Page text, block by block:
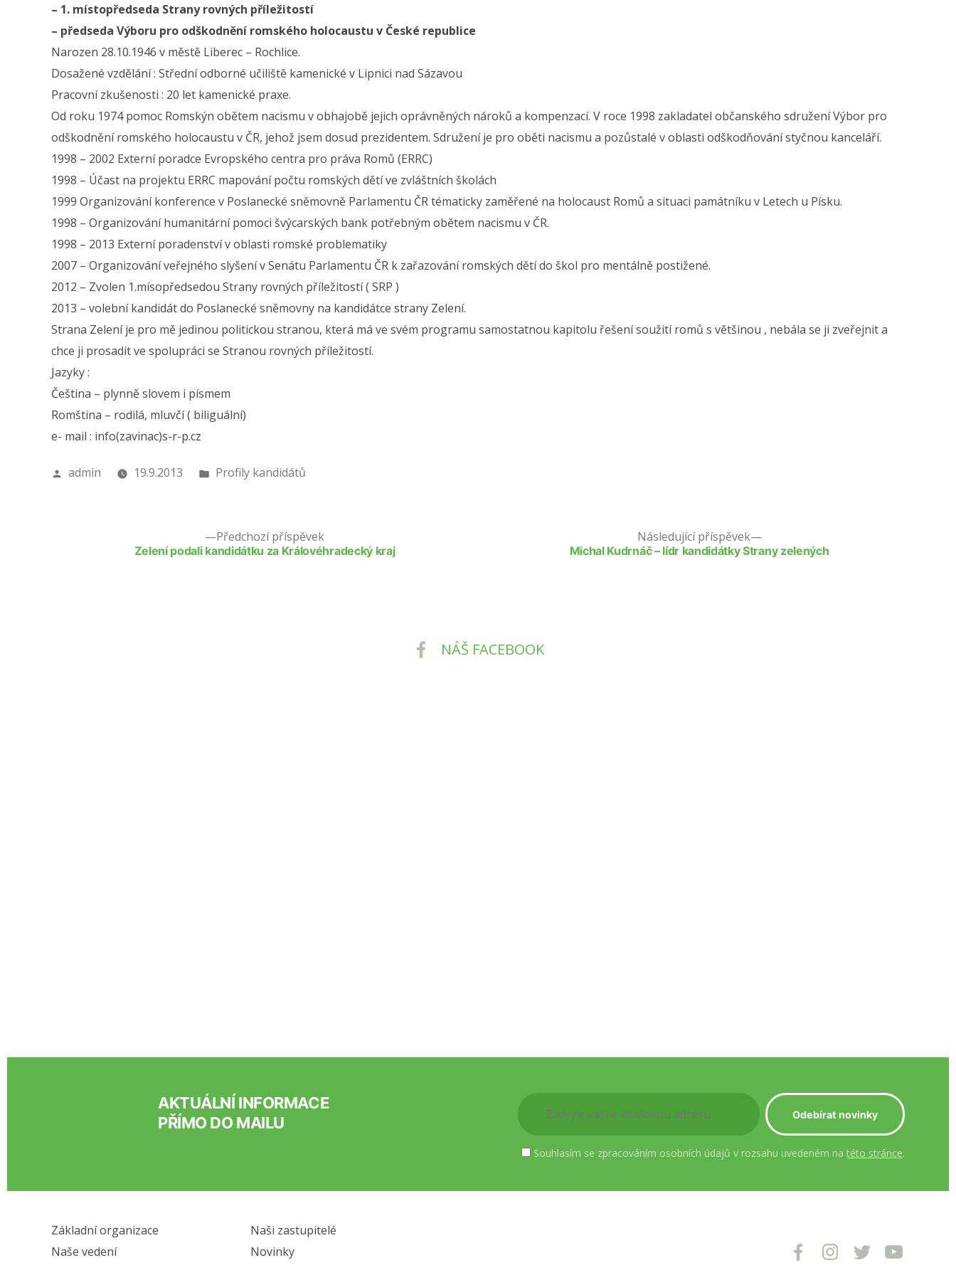
– 1. místopředseda Strany rovných příležitostí
– předseda Výboru pro odškodnění romského holocaustu v České republice
Narozen 28.10.1946 v městě Liberec – Rochlice.
Dosažené vzdělání : Střední odborné učiliště kamenické v Lipnici nad Sázavou
Pracovní zkušenosti : 20 let kamenické praxe.
Od roku 1974 pomoc Romskýn obětem nacismu v obhajobě jejich oprávněných nároků a kompenzací. V roce 1998 zakladatel občanského sdružení Výbor pro
odškodnění romského holocaustu v ČR, jehož jsem dosud prezidentem. Sdružení je pro oběti nacismu a pozůstalé v oblasti odškodňování styčnou kanceláří.
1998 – 2002 Externí poradce Evropského centra pro práva Romů (ERRC)
1998 – Účast na projektu ERRC mapování počtu romských dětí ve zvláštních školách
1999 Organizování konference v Poslanecké sněmovně Parlamentu ČR tématicky zaměřené na holocaust Romů a situaci památníku v Letech u Písku.
1998 – Organizování humanitární pomoci švýcarských bank potřebným obětem nacismu v ČR.
1998 – 2013 Externí poradenství v oblasti romské problematiky
2007 – Organizování veřejného slyšení v Senátu Parlamentu ČR k zařazování romských dětí do škol pro mentálně postižené.
2012 – Zvolen 1.mísopředsedou Strany rovných příležitostí ( SRP )
2013 – volební kandidát do Poslanecké sněmovny na kandidátce strany Zelení.
Strana Zelení je pro mě jedinou politickou stranou, která má ve svém programu samostatnou kapitolu řešení soužití romů s většinou , nebála se ji zveřejnit a
chce ji prosadit ve spolupráci se Stranou rovných příležitostí.
Jazyky :
Čeština – plynně slovem i písmem
Romština – rodilá, mluvčí ( biliguální)
e- mail : info(zavinac)s-r-p.cz
Autor
admin 19.9.2013
Publikováno
Profily kandidátů
Předchozí příspěvek
Zelení podali kandidátku za Královéhradecký kraj
Následující příspěvek
Michal Kudrnáč – lídr kandidátky Strany zelených
NÁŠ FACEBOOK
AKTUÁLNÍ INFORMACE
PŘÍMO DO MAILU
Souhlasím se zpracováním osobních údajů v rozsahu uvedeném na této stránce.
Základní organizace
Naši zastupitelé
Naše vedení
Novinky